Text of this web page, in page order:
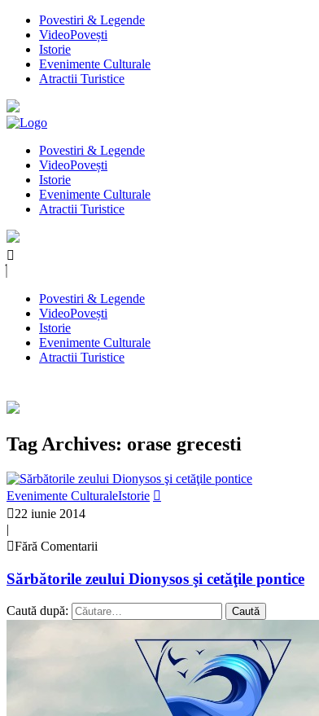
Povestiri & Legende
VideoPovești
Istorie
Evenimente Culturale
Atractii Turistice
Povestiri & Legende
VideoPovești
Istorie
Evenimente Culturale
Atractii Turistice
Povestiri & Legende
VideoPovești
Istorie
Evenimente Culturale
Atractii Turistice
Tag Archives: orase grecesti
Evenimente CulturaleIstorie
22 iunie 2014
|
Fără Comentarii
Sărbătorile zeului Dionysos şi cetăţile pontice
Caută după: